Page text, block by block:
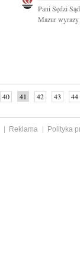
Pani Sędzi
Mazur wyrazy
40 41 42 43 44
Reklama
Polityka